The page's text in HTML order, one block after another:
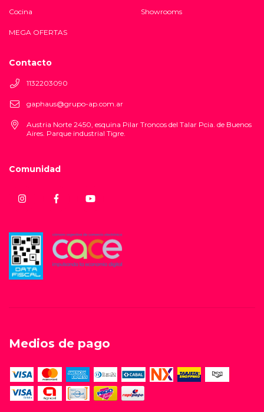
Cocina
MEGA OFERTAS
Showrooms
Contacto
1132203090
gaphaus@grupo-ap.com.ar
Austria Norte 2450, esquina Pilar Troncos del Talar Pcia. de Buenos
Aires. Parque industrial Tigre.
Comunidad
Medios de pago